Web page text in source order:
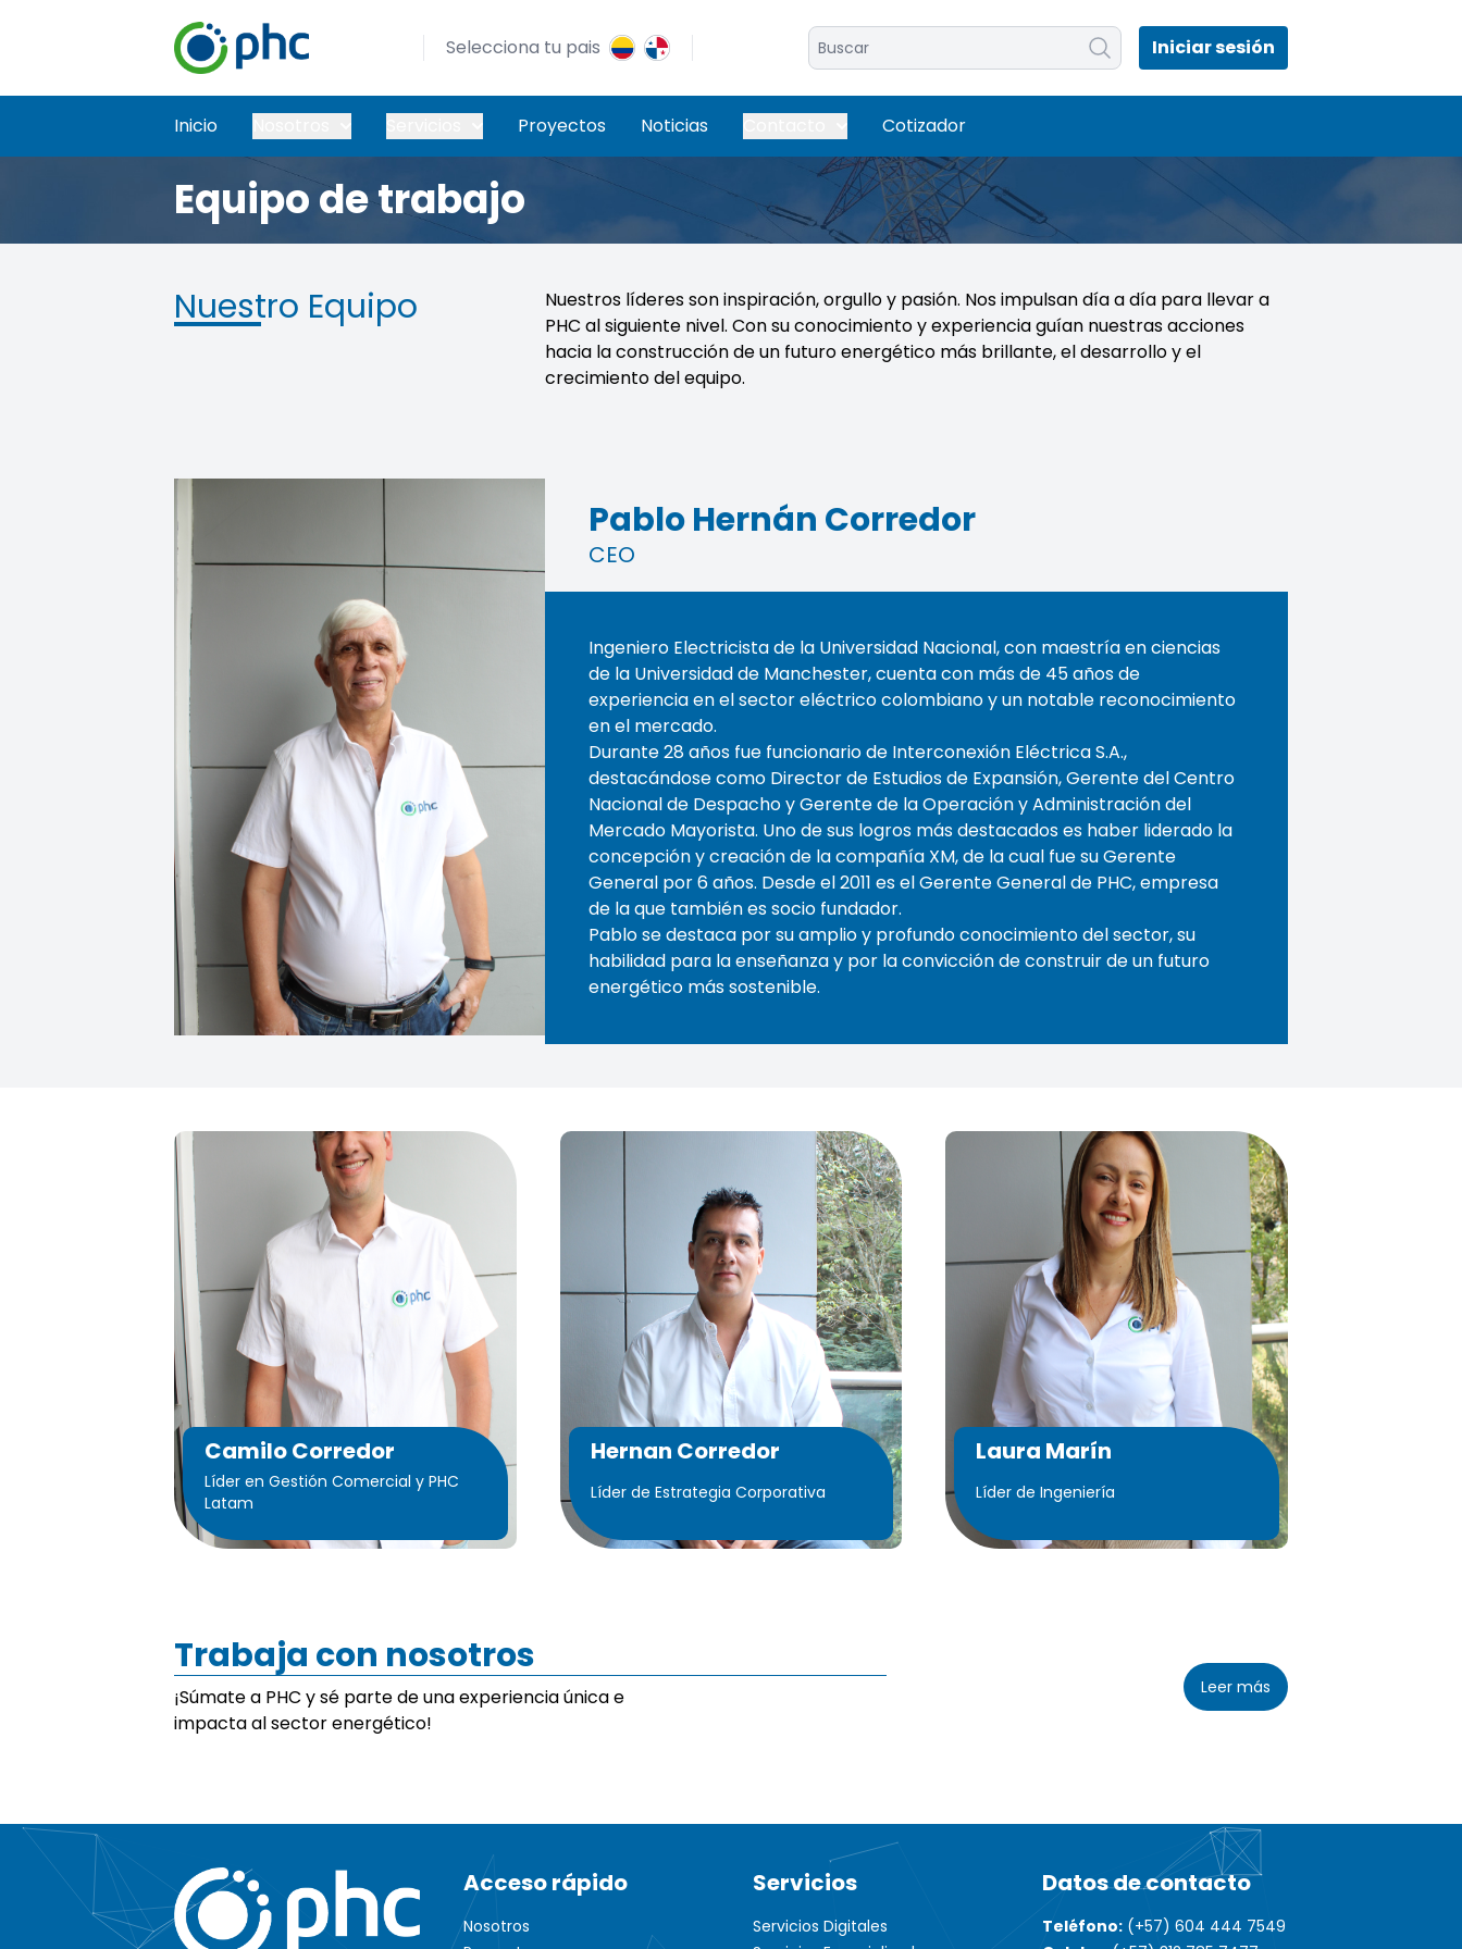
Selecciona tu pais Iniciar sesión
Inicio Proyectos Noticias Cotizador
Equipo de trabajo
Nuestro Equipo
Nuestros líderes son inspiración, orgullo y pasión. Nos impulsan día a día para llevar a
PHC al siguiente nivel. Con su conocimiento y experiencia guían nuestras acciones
hacia la construcción de un futuro energético más brillante, el desarrollo y el
crecimiento del equipo.
Pablo Hernán Corredor
CEO
Ingeniero Electricista de la Universidad Nacional, con maestría en ciencias
de la Universidad de Manchester, cuenta con más de 45 años de
experiencia en el sector eléctrico colombiano y un notable reconocimiento
en el mercado.
Durante 28 años fue funcionario de Interconexión Eléctrica S.A.,
destacándose como Director de Estudios de Expansión, Gerente del Centro
Nacional de Despacho y Gerente de la Operación y Administración del
Mercado Mayorista. Uno de sus logros más destacados es haber liderado la
concepción y creación de la compañía XM, de la cual fue su Gerente
General por 6 años. Desde el 2011 es el Gerente General de PHC, empresa
de la que también es socio fundador.
Pablo se destaca por su amplio y profundo conocimiento del sector, su
habilidad para la enseñanza y por la convicción de construir de un futuro
energético más sostenible.
Camilo Corredor
Líder en Gestión Comercial y PHC
Latam
Hernan Corredor
Líder de Estrategia Corporativa
Laura Marín
Líder de Ingeniería
Trabaja con nosotros
¡Súmate a PHC y sé parte de una experiencia única e
impacta al sector energético!
Leer más
Acceso rápido
Nosotros
Servicios
Servicios Digitales
Datos de contacto
Teléfono:(+57) 604 444 7549